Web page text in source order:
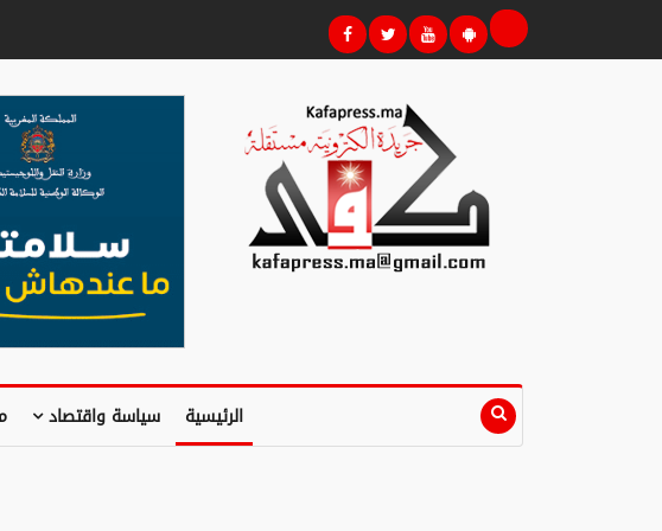
الرئيسية سياسة واقتصاد